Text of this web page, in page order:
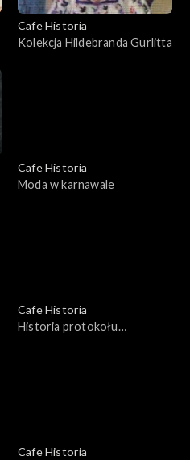
Cafe Historia
Kolekcja Hildebranda Gurlitta
Cafe Historia
Moda w karnawale
Cafe Historia
Historia protokołu
Cafe Historia